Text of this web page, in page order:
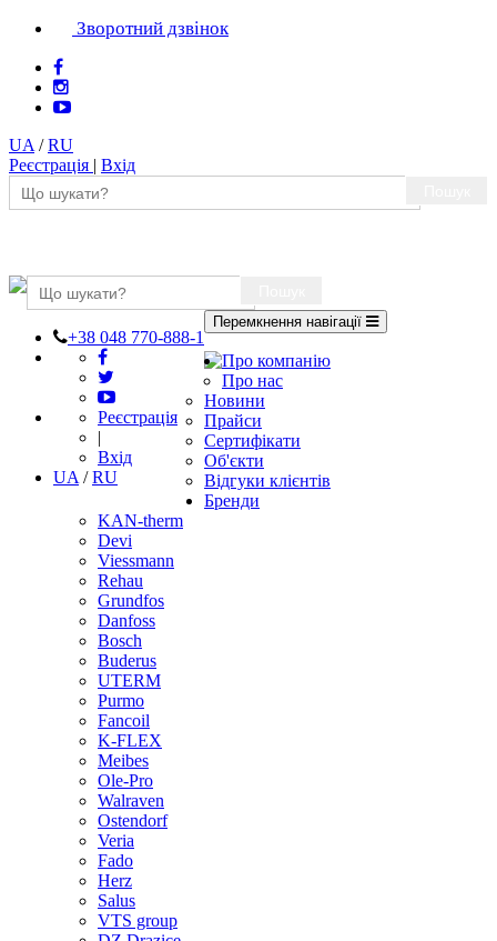
Зворотний дзвінок
UA /RU
Реєстрація | Вхід
+38 048 770-888-1
Реєстрація
|
Вхід
UA /RU
Перемкнення навігації
Про компанію
Про нас
Новини
Прайси
Сертифікати
Об'єкти
Відгуки клієнтів
Бренди
KAN-therm
Devi
Viessmann
Rehau
Grundfos
Danfoss
Bosch
Buderus
UTERM
Purmo
Fancoil
K-FLEX
Meibes
Ole-Pro
Walraven
Ostendorf
Veria
Fado
Herz
Salus
VTS group